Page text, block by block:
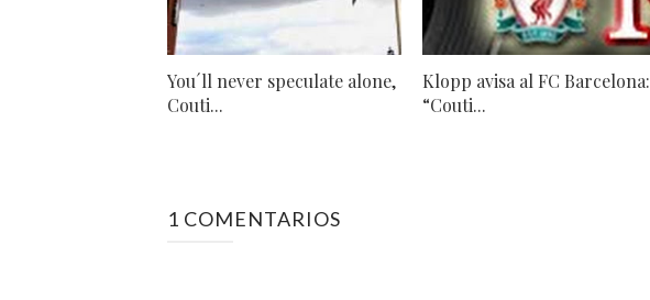
You´ll never speculate alone,
Couti...
Klopp avisa al FC Barcelona:
“Couti...
1 COMENTARIOS